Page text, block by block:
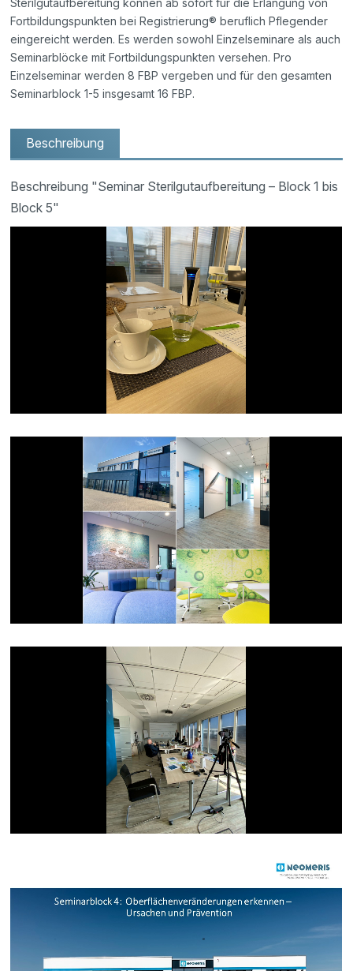
Sterilgutaufbereitung können ab sofort für die Erlangung von
Fortbildungspunkten bei Registrierung® beruflich Pflegender
eingereicht werden. Es werden sowohl Einzelseminare als auch
Seminarblöcke mit Fortbildungspunkten versehen. Pro
Einzelseminar werden 8 FBP vergeben und für den gesamten
Seminarblock 1-5 insgesamt 16 FBP.
Beschreibung
Beschreibung "Seminar Sterilgutaufbereitung – Block 1 bis
Block 5"